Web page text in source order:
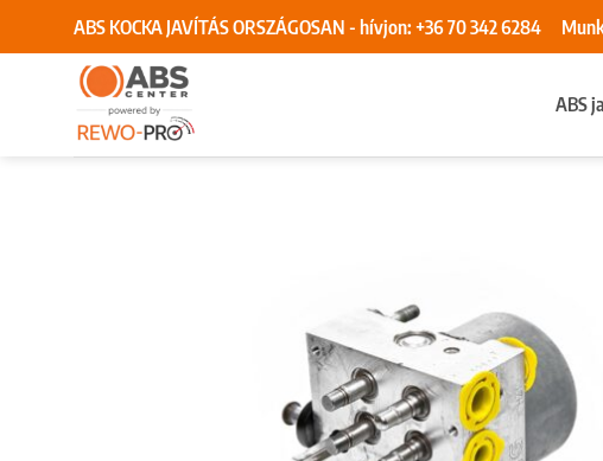
ABS KOCKA JAVÍTÁS ORSZÁGOSAN - hívjon:+36 70 342 6284
ABS